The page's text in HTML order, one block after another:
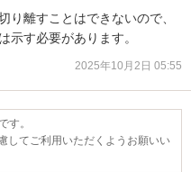
り離すことはできないので、
示す必要があります。
2025年10月2日 05:55
す。
してご利用いただくようお願いい